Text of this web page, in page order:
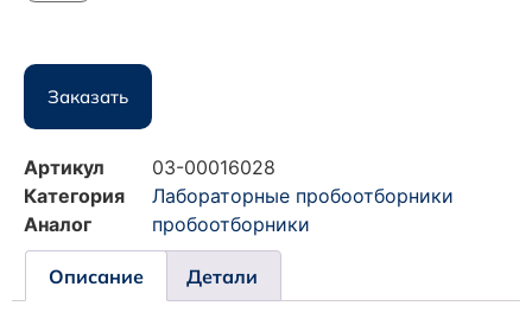
Заказать
Артикул
03-00016028
Категория
Лабораторные пробоотборники
Аналог
пробоотборники
Описание Детали